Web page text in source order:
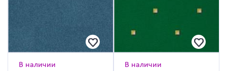
В наличии В наличии